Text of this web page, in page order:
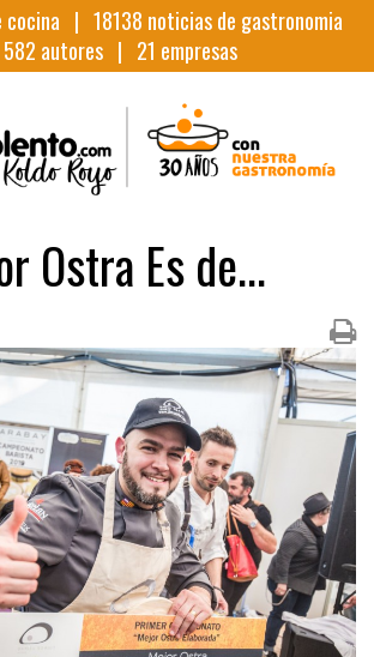
cocina | 18138 noticias de gastronomia
582 autores | 21 empresas
Ostra Es de...